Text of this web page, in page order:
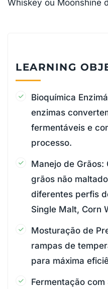
Whiskey ou Moonshine
LEARNING
Bioquímica
enzimas
fermentáveis e
processo.
Manejo de Grãos:
grãos não
diferentes perfis
Single Malt, Corn
Mosturação de
rampas de
para máxima
Fermentação